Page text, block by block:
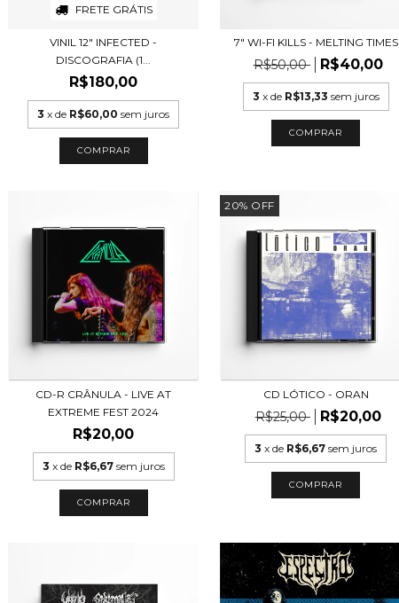
FRETE GRÁTIS
VINIL 12" INFECTED -
DISCOGRAFIA (1...
R$180,00
3 x de R$60,00 sem juros
7" WI-FI KILLS - MELTING TIMES
R$50,00 R$40,00
3 x de R$13,33 sem juros
CD-R CRÂNULA - LIVE AT
EXTREME FEST 2024
R$20,00
3 x de R$6,67 sem juros
20% OFF
CD LÓTICO - ORAN
R$25,00 R$20,00
3 x de R$6,67 sem juros